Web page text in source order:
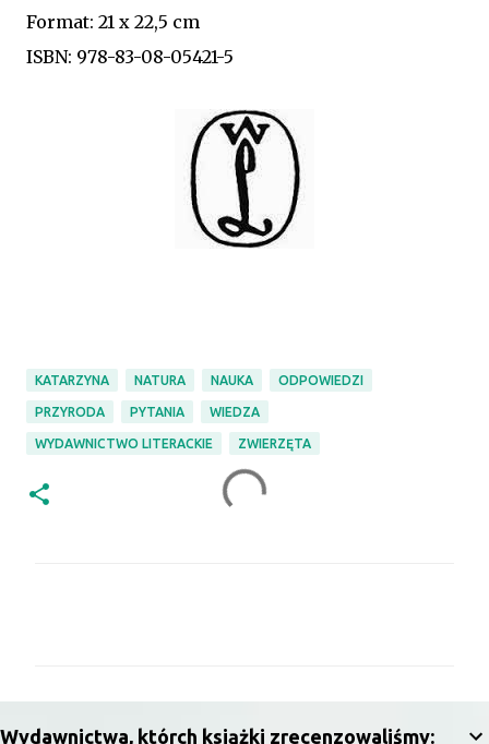
Format: 21 x 22,5 cm
ISBN: 978-83-08-05421-5
KATARZYNA NATURA NAUKA ODPOWIEDZI
PRZYRODA PYTANIA WIEDZA
WYDAWNICTWO LITERACKIE ZWIERZĘTA
Wydawnictwa, którch książki zrecenzowaliśmy: